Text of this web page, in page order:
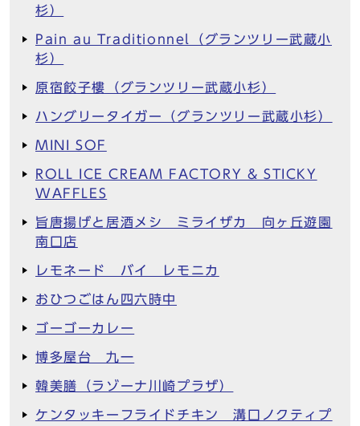
杉）
Pain au Traditionnel（グランツリー武蔵小
杉）
原宿餃子樓（グランツリー武蔵小杉）
ハングリータイガー（グランツリー武蔵小杉）
MINI SOF
ROLL ICE CREAM FACTORY & STICKY
WAFFLES
旨唐揚げと居酒メシ ミライザカ 向ヶ丘遊園
南口店
レモネード バイ レモニカ
おひつごはん四六時中
ゴーゴーカレー
博多屋台 九一
韓美膳（ラゾーナ川崎プラザ）
ケンタッキーフライドチキン 溝口ノクティプ